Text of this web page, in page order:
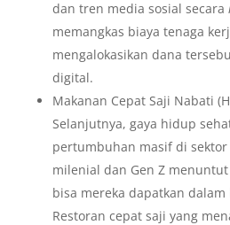
dan tren media sosial secara
memangkas biaya tenaga
mengalokasikan dana
digital.
Makanan Cepat Saji Nabati
Selanjutnya, gaya hidup
pertumbuhan masif di
milenial dan Gen Z
bisa mereka dapatkan
Restoran cepat saji yang